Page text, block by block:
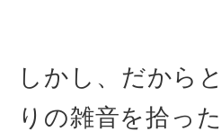
しかし、だから
りの雑音を拾っ